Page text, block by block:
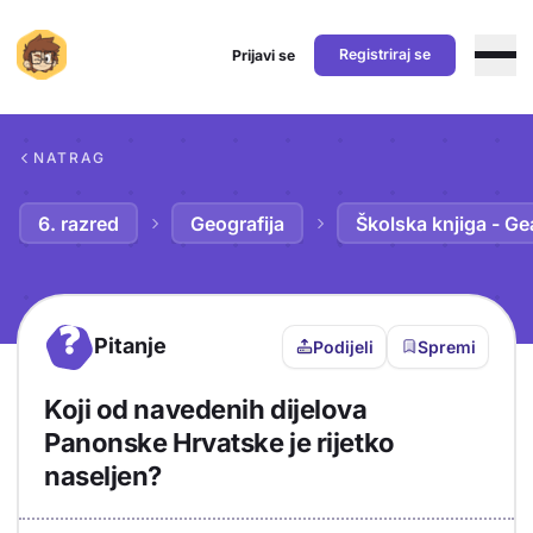
Prijavi se Registriraj se
NATRAG
6. razred Geografija Školska knjiga -
? Pitanje Podijeli Spremi
Koji od navedenih dijelova
Panonske Hrvatske je rijetko
naseljen?